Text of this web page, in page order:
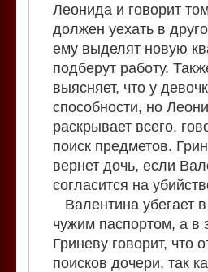
Леонида и говорит
должен уехать в
ему выделят новую
подберут работу.
выясняет, что у
способности, но
раскрывает всего,
поиск предметов.
вернет дочь, если
согласится на
Валентина убегает
чужим паспортом, а в
Гриневу говорит, что
поисков дочери, так